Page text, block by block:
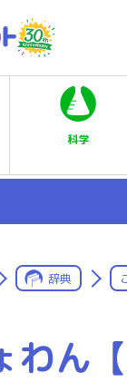
科学
辞典
わん